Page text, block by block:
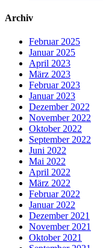
Archiv
Februar 2025
Januar 2025
April 2023
März 2023
Februar 2023
Januar 2023
Dezember 2022
November 2022
Oktober 2022
September 2022
Juni 2022
Mai 2022
April 2022
März 2022
Februar 2022
Januar 2022
Dezember 2021
November 2021
Oktober 2021